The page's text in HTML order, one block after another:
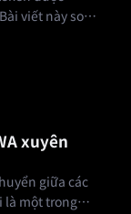
viết này so
mức khái
xuyên
giữa các
là một trong